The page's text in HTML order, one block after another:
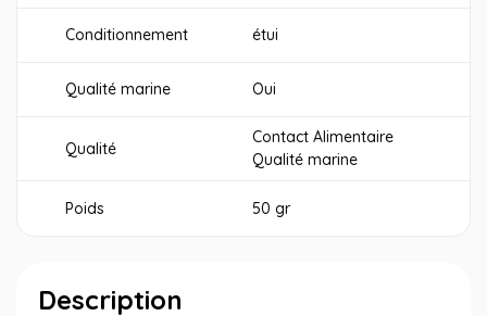
Conditionnement étui
Qualité marine Oui
Qualité
Contact Alimentaire
Qualité marine
Poids 50 gr
Description